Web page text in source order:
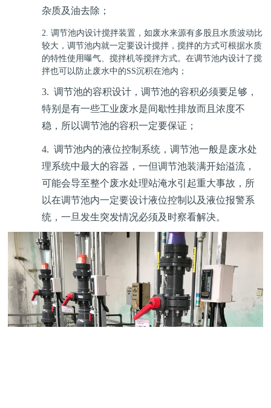
杂质及油去除；
2. 调节池内设计搅拌装置，如废水来源有多股且水质波动比
较大，调节池内就一定要设计搅拌，搅拌的方式可根据水质
的特性使用曝气、搅拌机等搅拌方式。在调节池内设计了搅
拌也可以防止废水中的SS沉积在池内；
3. 调节池的容积设计，调节池的容积必须要足够，
特别是有一些工业废水是间歇性排放而且浓度不
稳，所以调节池的容积一定要保证；
4. 调节池内的液位控制系统，调节池一般是废水处
理系统中最大的容器，一但调节池装满开始溢流，
可能会导至整个废水处理站淹水引起重大事故，所
以在调节池内一定要设计液位控制以及液位报警系
统，一旦发生突发情况必须及时察看解决。